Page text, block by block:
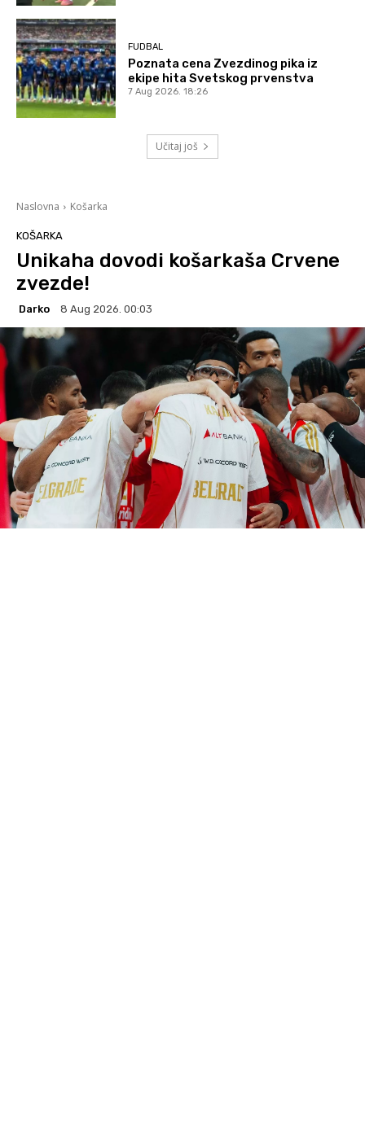
FUDBAL
Poznata cena Zvezdinog pika iz
ekipe hita Svetskog prvenstva
7 Aug 2026. 18:26
Učitaj još